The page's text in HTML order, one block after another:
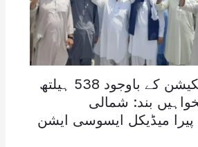
فزیکل ویری فکیشن کے باوجود 538 ہیلتھ
بند: شمالی
پیرا میڈیکل ایسوسی ایشن